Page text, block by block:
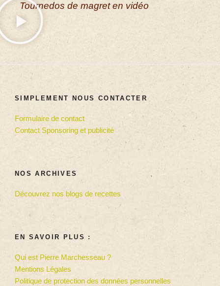
Tournedos de magret en vidéo
SIMPLEMENT NOUS CONTACTER
Formulaire de contact
Contact Sponsoring et publicité
NOS ARCHIVES
Découvrez nos blogs de recettes
EN SAVOIR PLUS :
Qui est Pierre Marchesseau ?
Mentions Légales
Politique de protection des données personnelles